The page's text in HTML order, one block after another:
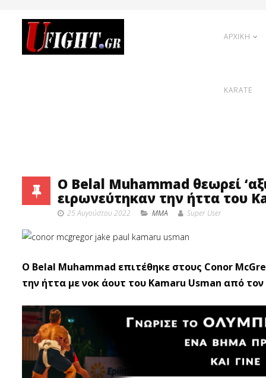
ΑΡΧΙΚΗ
KARATE
O Belal Muhammad θεωρεί
ειρωνεύτηκαν την ήττα του
25 Αυγούστου 2022 MMA Super User
O Belal Muhammad επιτέθηκε στους Conor
την ήττα με νοκ άουτ του Kamaru Usman από τον